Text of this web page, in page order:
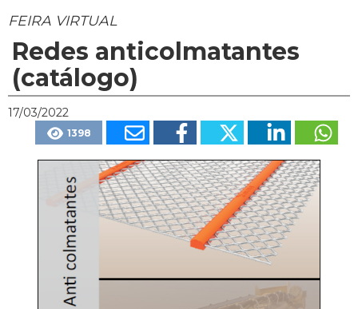
FEIRA VIRTUAL
Redes anticolmatantes
(catálogo)
17/03/2022
1398